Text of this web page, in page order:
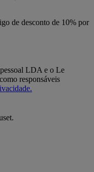
de desconto de 10% por
LDA e o Le
responsáveis